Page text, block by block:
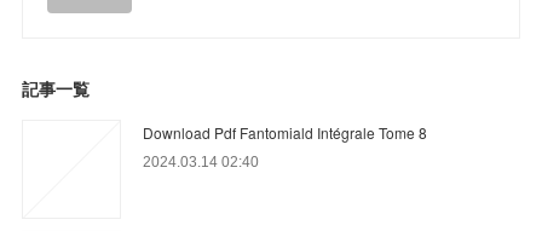
記事一覧
Download Pdf Fantomiald Intégrale Tome 8
2024.03.14 02:40